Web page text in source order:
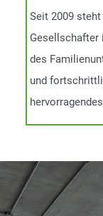
Seit 2009
Gesellschafter
des
und